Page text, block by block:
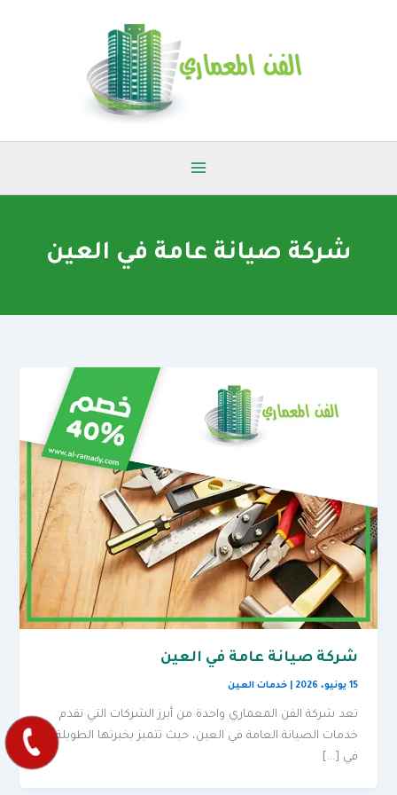
شركة صيانة عامة في العين
شركة صيانة عامة في العين
15 يونيو، 2026 |خدمات العين
تعد شركة الفن المعماري واحدة من أبرز الشركات التي تقدم
خدمات الصيانة العامة في العين، حيث تتميز بخبرتها الطويلة
في […]